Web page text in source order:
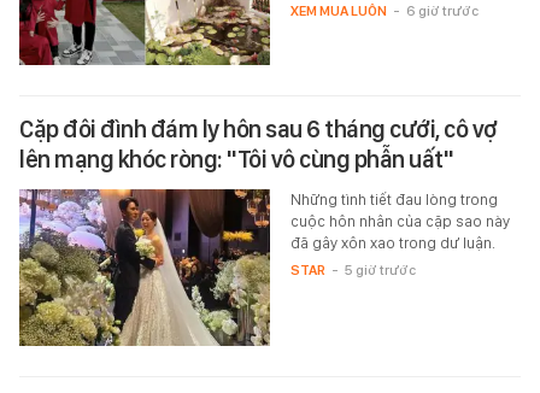
XEM MUA LUÔN - 6 giờ trước
Cặp đôi đình đám ly hôn sau 6 tháng cưới, cô vợ
lên mạng khóc ròng: "Tôi vô cùng phẫn uất"
Những tình tiết đau lòng trong
cuộc hôn nhân của cặp sao này
đã gây xôn xao trong dư luận.
STAR - 5 giờ trước